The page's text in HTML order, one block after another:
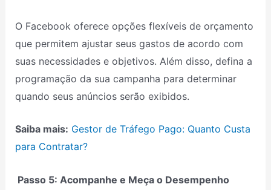
O Facebook oferece opções flexíveis de orçamento
que permitem ajustar seus gastos de acordo com
suas necessidades e objetivos. Além disso, defina a
programação da sua campanha para determinar
quando seus anúncios serão exibidos.
Saiba mais: Gestor de Tráfego Pago: Quanto Custa
para Contratar?
Passo 5: Acompanhe e Meça o Desempenho